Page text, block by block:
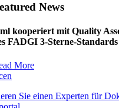
News
kooperiert mit Quality
FADGI 3-Sterne-
More
Sie einen Experten für